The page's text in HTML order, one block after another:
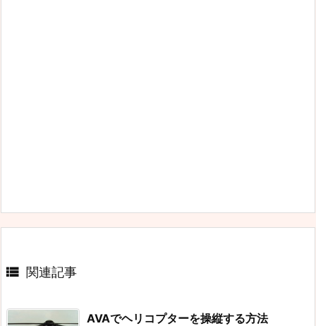
 関連記事
AVAでヘリコプターを操縦する方法